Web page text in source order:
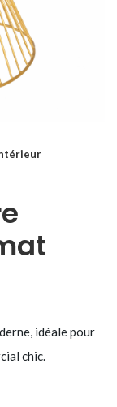
idéale pour
chic.